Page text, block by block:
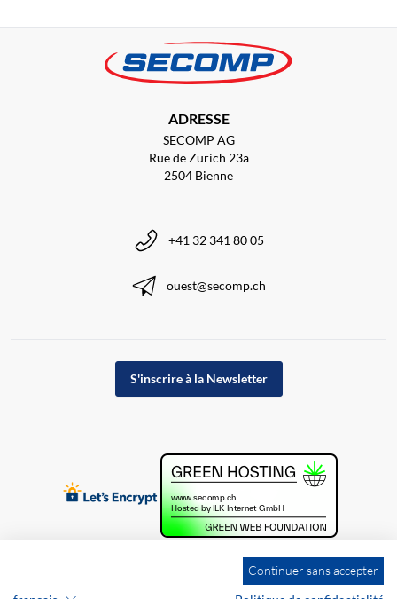
ADRESSE
SECOMP AG
Rue de Zurich 23a
2504 Bienne
+41 32 341 80 05
ouest@secomp.ch
S'inscrire à la Newsletter
Continuer sans accepter